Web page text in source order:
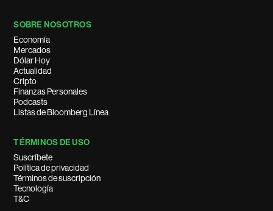
SOBRE NOSOTROS
Economía
Mercados
Dólar Hoy
Actualidad
Cripto
Finanzas Personales
Podcasts
Listas de Bloomberg Línea
TÉRMINOS DE USO
Suscríbete
Política de privacidad
Términos de suscripción
Tecnología
T&C